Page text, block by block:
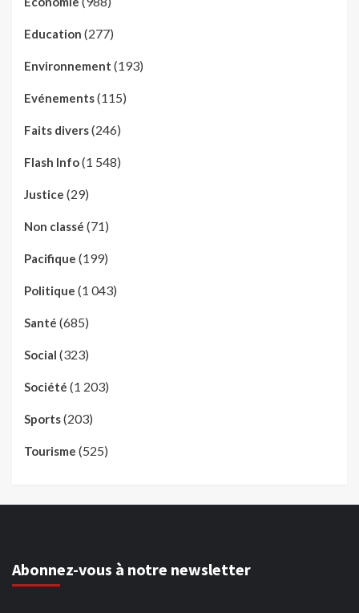
Education (277)
Environnement (193)
Evénements(115)
Faits divers(246)
Flash Info(1 548)
Justice (29)
Non classé (71)
Pacifique (199)
Politique (1 043)
Santé (685)
Social (323)
Société (1 203)
Sports(203)
Tourisme (525)
Abonnez-vous à notre newsletter